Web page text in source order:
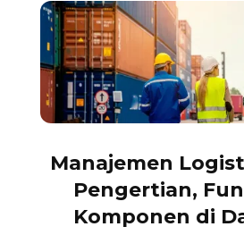
Manajemen
Pengertian,
Komponen di